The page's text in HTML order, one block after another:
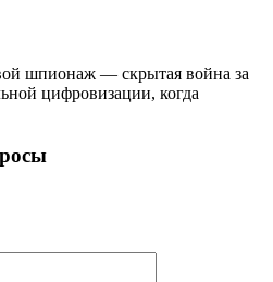
шпионаж — скрытая война за
цифровизации, когда